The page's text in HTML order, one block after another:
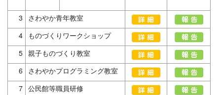
3
さわやか青年教室
4
ものづくりワークショップ
5 親子ものづくり教室
6
さわやかプログラミング教室
7 公民館等職員研修